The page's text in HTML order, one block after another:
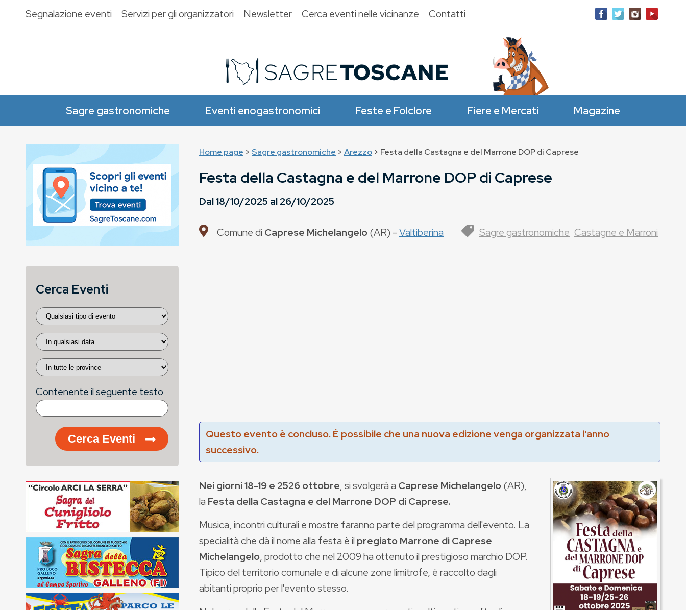
Sagre gastronomiche Eventi enogastronomici Feste e Folclore Fiere e Mercati Magazine
Segnalazione eventi Servizi per gli organizzatori Newsletter Cerca eventi nelle vicinanze Contatti
Home page > Sagre gastronomiche > Arezzo > Festa della Castagna e del Marrone DOP di Caprese
Festa della Castagna e del Marrone DOP di Caprese
Dal18/10/2025 al26/10/2025
Comune di Caprese Michelangelo(AR) -Valtiberina Sagre gastronomiche Castagne e Marroni
Questo evento è concluso. È possibile che una nuova edizione venga organizzata l'anno
successivo.
Nei giorni 18-19 e 2526 ottobre, si svolgerà a Caprese Michelangelo(AR),
la Festa della Castagna e del Marrone DOP di Caprese.
Musica, incontri culturali e mostre faranno parte del programma dell'evento. La
specialità che dà il nome alla festa è il pregiato Marrone di Caprese
Michelangelo, prodotto che nel 2009 ha ottenuto il prestigioso marchio DOP.
Tipico del territorio comunale e di alcune zone limitrofe, è raccolto dagli
abitanti proprio per l'evento stesso.
Cerca Eventi
Contenente il seguente testo
Cerca Eventi